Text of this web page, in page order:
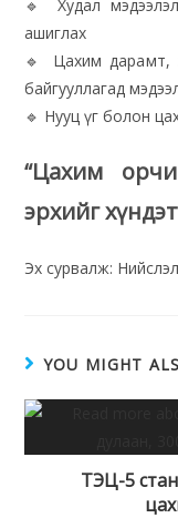
🔹 Худал
ашиглах
🔹 Цахим дарамт,
байгууллагад
🔹 Нууц үг болон
“Цахим
эрхийг
Эх сурвалж:
YOU MIGHT
ТЭЦ-5